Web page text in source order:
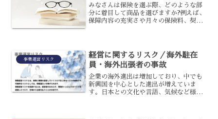
みなさんは保険を選ぶ際、どのような部
分に着目して商品を選びますか?例えば、
保障内容の充実さや月々の保険料、契約
得られる商品があるので...
事業運営リスク
経営に関するリスク／海外駐在
員・海外出張者の事故
企業の海外進出は増加しており、中でも
新興国を中心とした進出が増えていま
す。日本との文化や言語、気候など様々